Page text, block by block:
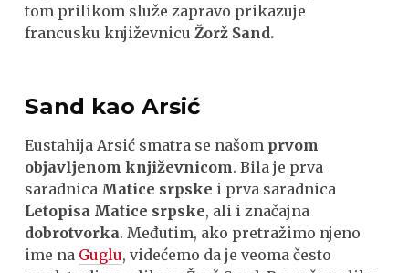
tom prilikom služe zapravo prikazuje
francusku književnicuŽorž Sand.
Sand kao Arsić
Eustahija Arsić smatra se našom prvom
objavljenom književnicom. Bila je prva
saradnica Matice srpske i prva saradnica
Letopisa Matice srpske, ali i značajna
dobrotvorka. Međutim, ako pretražimo njeno
ime na Guglu, videćemo da je veoma često